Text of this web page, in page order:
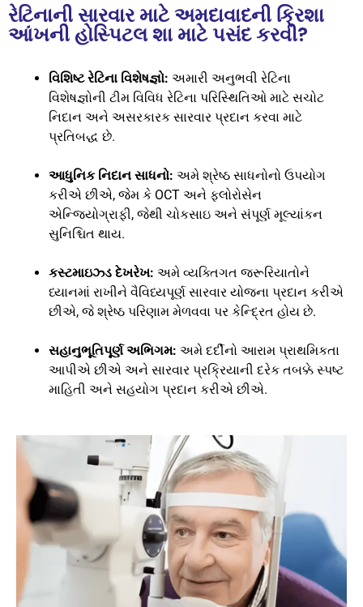
રેટિનાની સારવાર માટે અમદાવાદની ક્રિશા
આંખની હોસ્પિટલ શા માટે પસંદ કરવી?
વિશિષ્ટ રેટિના વિશેષજ્ઞો: અમારી અનુભવી રેટિના
વિશેષજ્ઞોની ટીમ વિવિધ રેટિના પરિસ્થિતિઓ માટે સચોટ
નિદાન અને અસરકારક સારવાર પ્રદાન કરવા માટે
પ્રતિબદ્ધ છે.
આધુનિક નિદાન સાધનો: અમે શ્રેષ્ઠ સાધનોનો ઉપયોગ
કરીએ છીએ, જેમ કે OCT અને ફ્લોરોસેન
એન્જિયોગ્રાફી, જેથી ચોકસાઇ અને સંપૂર્ણ મૂલ્યાંકન
સુનિશ્ચિત થાય.
કસ્ટમાઇઝ્ડ દેખરેખ: અમે વ્યક્તિગત જરૂરિયાતોને
ધ્યાનમાં રાખીને વૈવિધ્યપૂર્ણ સારવાર યોજના પ્રદાન કરીએ
છીએ, જે શ્રેષ્ઠ પરિણામ મેળવવા પર કેન્દ્રિત હોય છે.
સહાનુભૂતિપૂર્ણ અભિગમ: અમે દર્દીનો આરામ પ્રાથમિકતા
આપીએ છીએ અને સારવાર પ્રક્રિયાની દરેક તબક્કે સ્પષ્ટ
માહિતી અને સહયોગ પ્રદાન કરીએ છીએ.